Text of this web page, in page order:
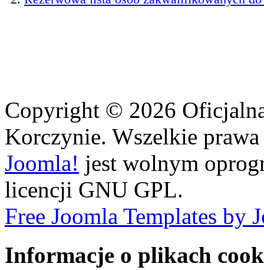
Copyright © 2026
Korczynie. Wszelkie prawa
Joomla! jest wolnym
licencji GNU GPL.
Free Joomla Templates by
Informacje o plikach